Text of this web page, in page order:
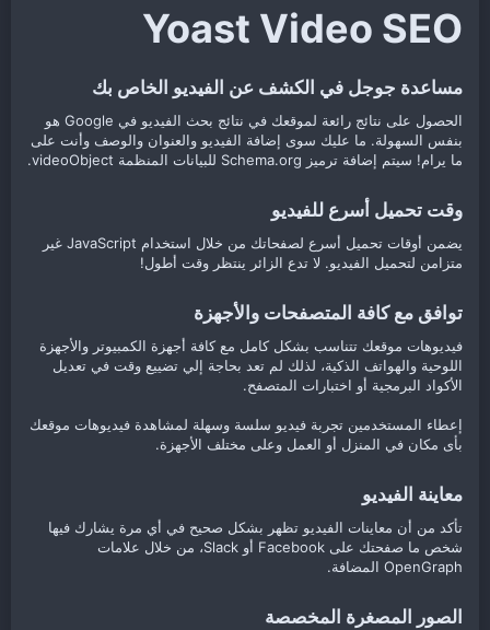
Yoast Video SEO​
مساعدة جوجل في الكشف عن الفيديو الخاص بك​
الحصول على نتائج رائعة لموقعك في نتائج بحث الفيديو في Google هو
بنفس السهولة. ما عليك سوى إضافة الفيديو والعنوان والوصف وأنت على
ما يرام! سيتم إضافة ترميز Schema.org للبيانات المنظمة videoObject.
وقت تحميل أسرع للفيديو​
يضمن أوقات تحميل أسرع لصفحاتك من خلال استخدام JavaScript غير
متزامن لتحميل الفيديو. لا تدع الزائر ينتظر وقت أطول!
توافق مع كافة المتصفحات والأجهزة​
فيديوهات موقعك تتناسب بشكل كامل مع كافة أجهزة الكمبيوتر والأجهزة
اللوحية والهواتف الذكية، لذلك لم تعد بحاجة إلي تضييع وقت في تعديل
الأكواد البرمجية أو اختبارات المتصفح.
إعطاء المستخدمين تجربة فيديو سلسة وسهلة لمشاهدة فيديوهات موقعك
بأى مكان في المنزل أو العمل وعلى مختلف الأجهزة.
معاينة الفيديو​
تأكد من أن معاينات الفيديو تظهر بشكل صحيح في أي مرة يشارك فيها
شخص ما صفحتك على Facebook أو Slack، من خلال علامات
OpenGraph المضافة.
الصور المصغرة المخصصة​